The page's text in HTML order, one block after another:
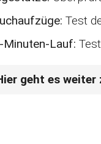
Test
Minuten-Lauf:
geht es